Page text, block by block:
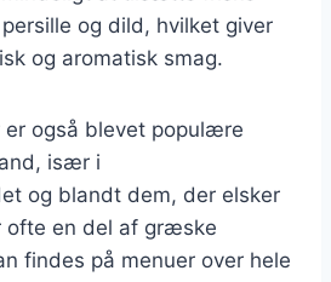
og dild, hvilket giver
og aromatisk smag.
også blevet populære
især i
og blandt dem, der elsker
ofte en del af græske
findes på menuer over hele